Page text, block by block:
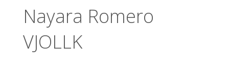
Nayara Romero
VJOLLK